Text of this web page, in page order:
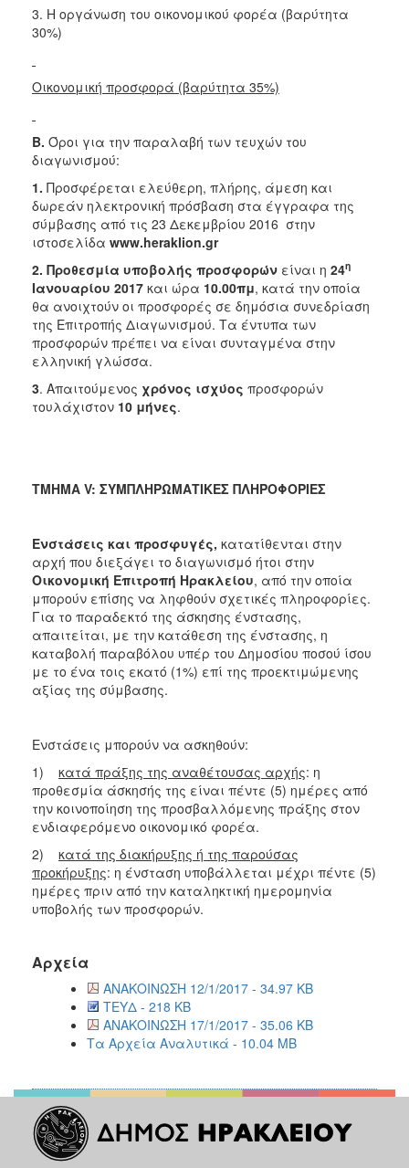
3. Η οργάνωση του οικονομικού φορέα (βαρύτητα
30%)
Οικονομική προσφορά (βαρύτητα 35%)
Β. Όροι για την παραλαβή των τευχών του
διαγωνισμού:
1. Προσφέρεται ελεύθερη, πλήρης, άμεση και
δωρεάν ηλεκτρονική πρόσβαση στα έγγραφα της
σύμβασης από τις 23 Δεκεμβρίου 2016 στην
ιστοσελίδα www.heraklion.gr
2. Προθεσμία υποβολής προσφορών είναι η 24η
Ιανουαρίου 2017 και ώρα 10.00πμ, κατά την οποία
θα ανοιχτούν οι προσφορές σε δημόσια συνεδρίαση
της Επιτροπής Διαγωνισμού. Τα έντυπα των
προσφορών πρέπει να είναι συνταγμένα στην
ελληνική γλώσσα.
3. Απαιτούμενος χρόνος ισχύος προσφορών
τουλάχιστον 10 μήνες.
ΤΜΗΜΑ V: ΣΥΜΠΛΗΡΩΜΑΤΙΚΕΣ ΠΛΗΡΟΦΟΡΙΕΣ
Ενστάσεις και προσφυγές, κατατίθενται στην
αρχή που διεξάγει το διαγωνισμό ήτοι στην
Οικονομική Επιτροπή Ηρακλείου, από την οποία
μπορούν επίσης να ληφθούν σχετικές πληροφορίες.
Για το παραδεκτό της άσκησης ένστασης,
απαιτείται, με την κατάθεση της ένστασης, η
καταβολή παραβόλου υπέρ του Δημοσίου ποσού ίσου
με το ένα τοις εκατό (1%) επί της προεκτιμώμενης
αξίας της σύμβασης.
Ενστάσεις μπορούν να ασκηθούν:
1) κατά πράξης της αναθέτουσας αρχής: η
προθεσμία άσκησής της είναι πέντε (5) ημέρες από
την κοινοποίηση της προσβαλλόμενης πράξης στον
ενδιαφερόμενο οικονομικό φορέα.
2) κατά της διακήρυξης ή της παρούσας
προκήρυξης: η ένσταση υποβάλλεται μέχρι πέντε (5)
ημέρες πριν από την καταληκτική ημερομηνία
υποβολής των προσφορών.
Αρχεία
ΑΝΑΚΟΙΝΩΣΗ 12/1/2017 - 34.97 KB
ΤΕΥΔ - 218 KB
ΑΝΑΚΟΙΝΩΣΗ 17/1/2017 - 35.06 KB
Τα Αρχεία Αναλυτικά - 10.04 MB